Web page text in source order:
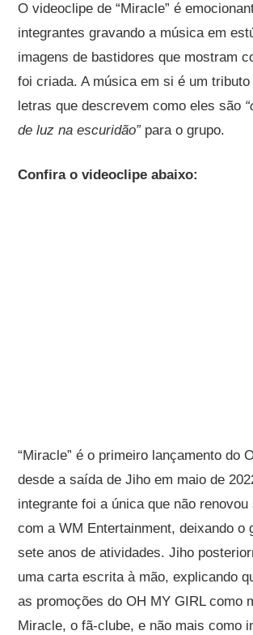
O videoclipe de “Miracle” é
integrantes gravando a música em
imagens de bastidores que mostram
foi criada. A música em si é um
letras que descrevem como eles são
de luz na escuridão”para o grupo.
Confira o videoclipe abaixo:
“Miracle” é o primeiro lançamento do
desde a saída de Jiho em maio de
integrante foi a única que não
com a WM Entertainment, deixando o
sete anos de atividades. Jiho
uma carta escrita à mão, explicando
as promoções do OH MY GIRL como
Miracle, o fã-clube, e não mais como